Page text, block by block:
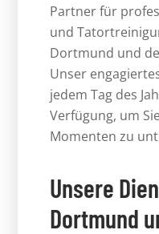
Partner für
und
Dortmund und
Unser
jedem Tag des
Verfügung, um
Momenten zu
Unsere
Dortmund